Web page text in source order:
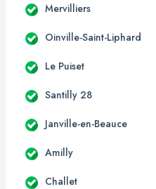
Mervilliers
Oinville-Saint-Liphard
Le Puiset
Santilly 28
Janville-en-Beauce
Amilly
Challet